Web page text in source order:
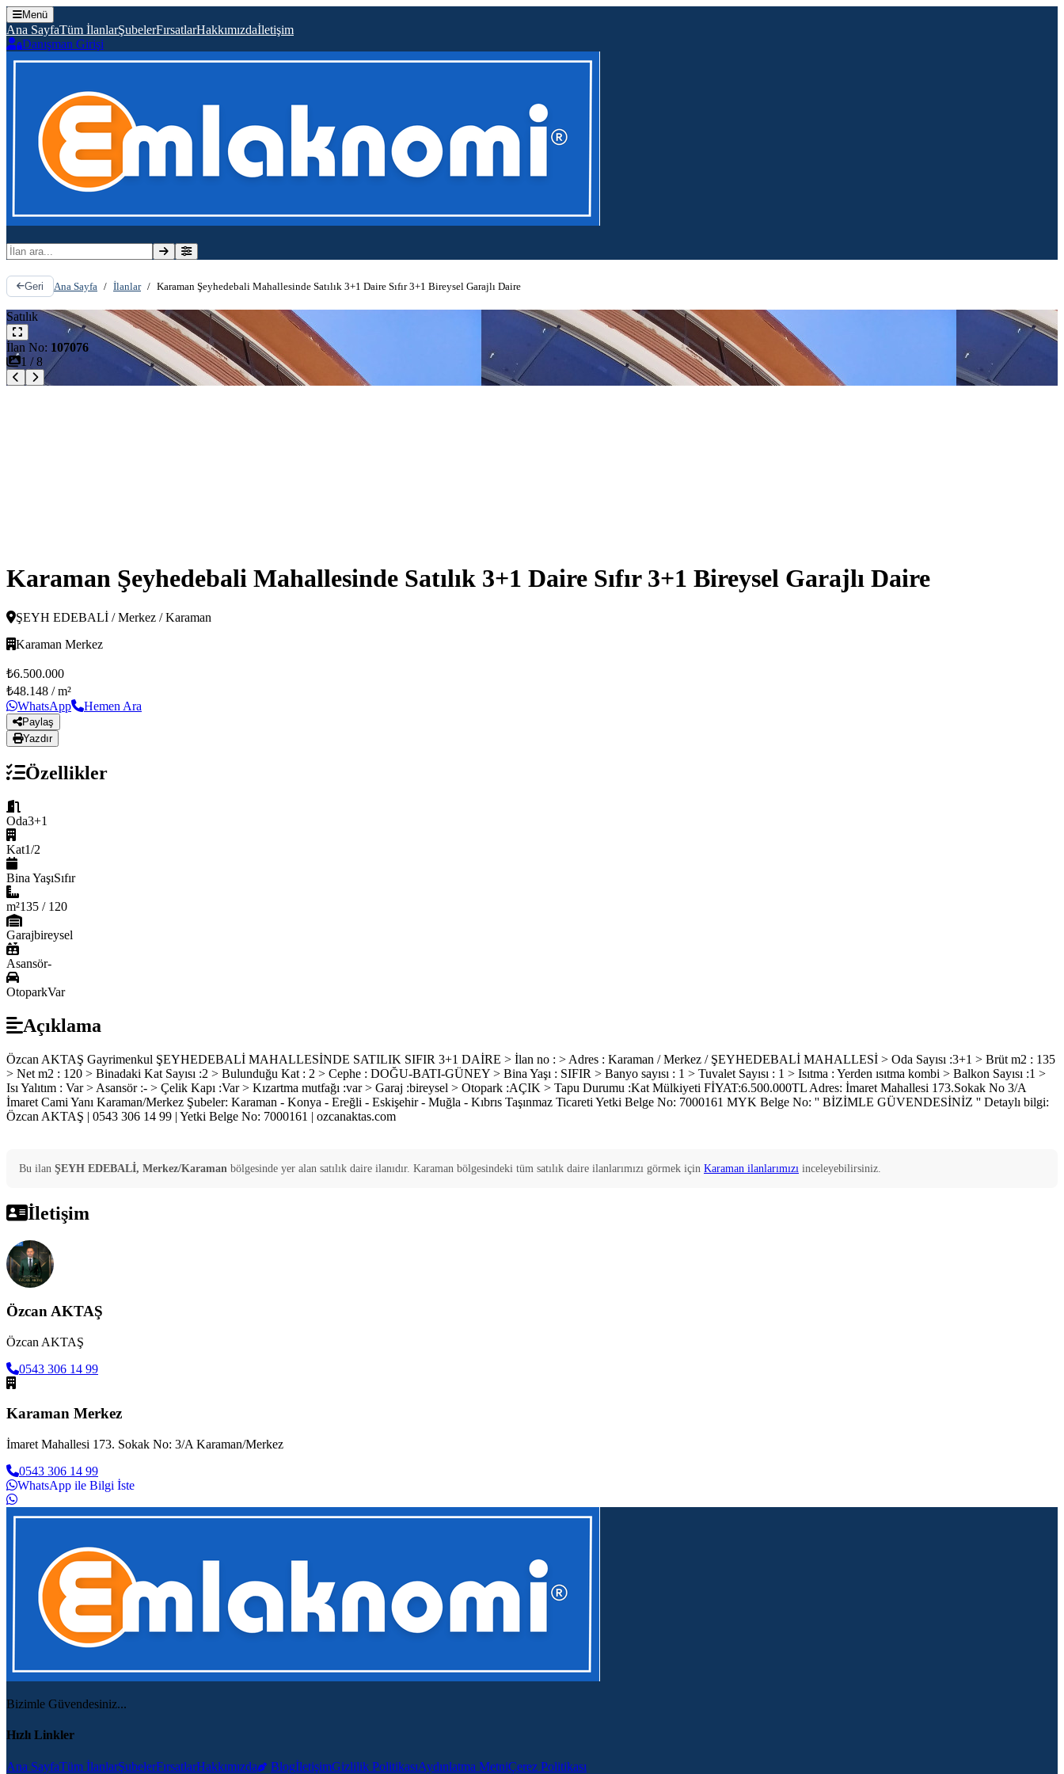
Menü
Ana SayfaTüm İlanlarŞubelerFırsatlarHakkımızdaİletişim
Danışman Girişi
İlan ara
Geri Ana Sayfa / İlanlar / Karaman Şeyhedebali Mahallesinde Satılık 3+1 Daire Sıfır 3+1 Bireysel Garajlı Daire
Satılık
İlan No: 107076
1 /8
Karaman Şeyhedebali Mahallesinde Satılık 3+1 Daire Sıfır 3+1 Bireysel Garajlı Daire
ŞEYH EDEBALİ / Merkez / Karaman
Karaman Merkez
₺6.500.000
₺48.148 / m²
WhatsApp
Hemen Ara
Paylaş
Yazdır
Özellikler
Oda3+1
Kat1/2
Bina YaşıSıfır
m²135 / 120
Garajbireysel
Asansör-
OtoparkVar
Açıklama
Özcan AKTAŞ Gayrimenkul ŞEYHEDEBALİ MAHALLESİNDE SATILIK SIFIR 3+1 DAİRE > İlan no : > Adres : Karaman / Merkez / ŞEYHEDEBALİ MAHALLESİ > Oda Sayısı :3+1 > Brüt m2 : 135
> Net m2 : 120 > Binadaki Kat Sayısı :2 > Bulunduğu Kat : 2 > Cephe : DOĞU-BATI-GÜNEY > Bina Yaşı : SIFIR > Banyo sayısı : 1 > Tuvalet Sayısı : 1 > Isıtma : Yerden ısıtma kombi > Balkon Sayısı :1 >
Isı Yalıtım : Var > Asansör :- > Çelik Kapı :Var > Kızartma mutfağı :var > Garaj :bireysel > Otopark :AÇIK > Tapu Durumu :Kat Mülkiyeti FİYAT:6.500.000TL Adres: İmaret Mahallesi 173.Sokak No 3/A
İmaret Cami Yanı Karaman/Merkez Şubeler: Karaman - Konya - Ereğli - Eskişehir - Muğla - Kıbrıs Taşınmaz Ticareti Yetki Belge No: 7000161 MYK Belge No: '' BİZİMLE GÜVENDESİNİZ '' Detaylı bilgi:
Özcan AKTAŞ | 0543 306 14 99 | Yetki Belge No: 7000161 | ozcanaktas.com
Bu ilan ŞEYH EDEBALİ, Merkez/Karaman bölgesinde yer alan satılık daire ilanıdır. Karaman bölgesindeki tüm satılık daire ilanlarımızı görmek için Karaman ilanlarımızı inceleyebilirsiniz.
İletişim
Özcan AKTAŞ
Özcan AKTAŞ
0543 306 14 99
Karaman Merkez
İmaret Mahallesi 173. Sokak No: 3/A Karaman/Merkez
0543 306 14 99
WhatsApp ile Bilgi İste
Bizimle Güvendesiniz...
Hızlı Linkler
Ana SayfaTüm İlanlarŞubelerFırsatlarHakkımızda BlogİletişimGizlilik PolitikasıAydınlatma MetniÇerez Politikası